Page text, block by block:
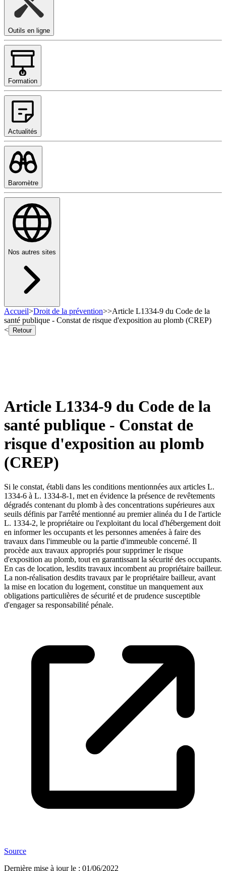
Outils en ligne
Formation
Actualités
Baromètre
Nos autres sites
Accueil>Droit de la prévention>>Article L1334-9 du Code de la
santé publique - Constat de risque d'exposition au plomb (CREP)
<
Retour
Article L1334-9 du Code de la
santé publique - Constat de
risque d'exposition au plomb
(CREP)
Si le constat, établi dans les conditions mentionnées aux articles L.
1334-6 à L. 1334-8-1, met en évidence la présence de revêtements
dégradés contenant du plomb à des concentrations supérieures aux
seuils définis par l'arrêté mentionné au premier alinéa du I de l'article
L. 1334-2, le propriétaire ou l'exploitant du local d'hébergement doit
en informer les occupants et les personnes amenées à faire des
travaux dans l'immeuble ou la partie d'immeuble concerné. Il
procède aux travaux appropriés pour supprimer le risque
d'exposition au plomb, tout en garantissant la sécurité des occupants.
En cas de location, lesdits travaux incombent au propriétaire bailleur.
La non-réalisation desdits travaux par le propriétaire bailleur, avant
la mise en location du logement, constitue un manquement aux
obligations particulières de sécurité et de prudence susceptible
d'engager sa responsabilité pénale.
Source
Dernière mise à jour le : 01/06/2022